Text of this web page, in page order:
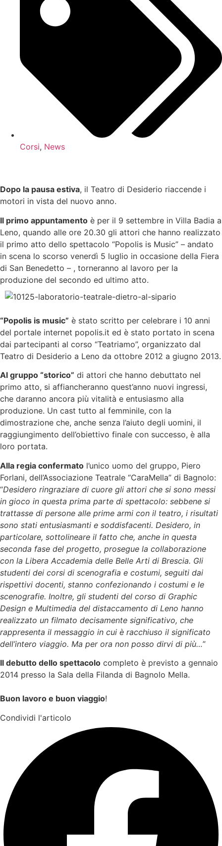
Corsi, News
Dopo la pausa estiva, il Teatro di Desiderio riaccende i
motori in vista del nuovo anno.
Il primo appuntamento è per il 9 settembre in Villa Badia a
Leno, quando alle ore 20.30 gli attori che hanno realizzato
il primo atto dello spettacolo “Popolis is Music” – andato
in scena lo scorso venerdì 5 luglio in occasione della Fiera
di San Benedetto – , torneranno al lavoro per la
produzione del secondo ed ultimo atto.
“Popolis is music” è stato scritto per celebrare i 10 anni
del portale internet popolis.it ed è stato portato in scena
dai partecipanti al corso “Teatriamo”, organizzato dal
Teatro di Desiderio a Leno da ottobre 2012 a giugno 2013.
Al gruppo “storico” di attori che hanno debuttato nel
primo atto, si affiancheranno quest’anno nuovi ingressi,
che daranno ancora più vitalità e entusiasmo alla
produzione. Un cast tutto al femminile, con la
dimostrazione che, anche senza l’aiuto degli uomini, il
raggiungimento dell’obiettivo finale con successo, è alla
loro portata.
Alla regia confermato l’unico uomo del gruppo, Piero
Forlani, dell’Associazione Teatrale “CaraMella” di Bagnolo:
“Desidero ringraziare di cuore gli attori che si sono messi
in gioco in questa prima parte di spettacolo: sebbene si
trattasse di persone alle prime armi con il teatro, i risultati
sono stati entusiasmanti e soddisfacenti. Desidero, in
particolare, sottolineare il fatto che, anche in questa
seconda fase del progetto, prosegue la collaborazione
con la Libera Accademia delle Belle Arti di Brescia. Gli
studenti dei corsi di scenografia e costumi, seguiti dai
rispettivi docenti, stanno confezionando i costumi e le
scenografie. Inoltre, gli studenti del corso di Graphic
Design e Multimedia del distaccamento di Leno hanno
realizzato un filmato decisamente significativo, che
rappresenta il messaggio in cui è racchiuso il significato
dell’intero viaggio. Ma per ora non posso dirvi di più…”
Il debutto dello spettacolo completo è previsto a gennaio
2014 presso la Sala della Filanda di Bagnolo Mella.
Buon lavoro e buon viaggio!
Condividi l'articolo